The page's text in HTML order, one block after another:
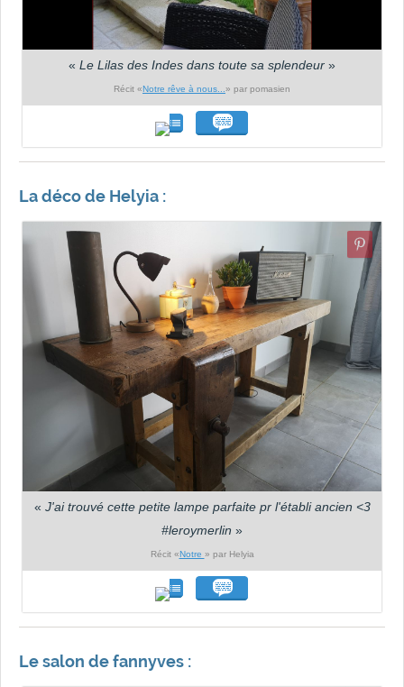
« Le Lilas des Indes dans toute sa splendeur »
Récit «Notre rêve à nous...» par pomasien
La déco de Helyia :
« J'ai trouvé cette petite lampe parfaite pr l'établi ancien <3
#leroymerlin »
Récit «Notre » par Helyia
Le salon de fannyves :